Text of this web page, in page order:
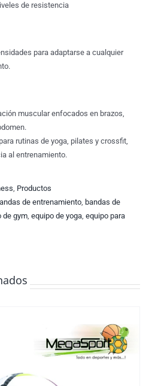
de resistencia
para adaptarse a cualquier
muscular enfocados en brazos,
rutinas de yoga, pilates y crossfit,
al entrenamiento.
, Productos
de entrenamiento, bandas de
de gym, equipo de yoga, equipo para